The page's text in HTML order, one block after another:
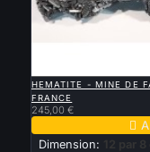
HEMATITE - MINE DE
FRANCE
245,00 €

Dimension: 12 par